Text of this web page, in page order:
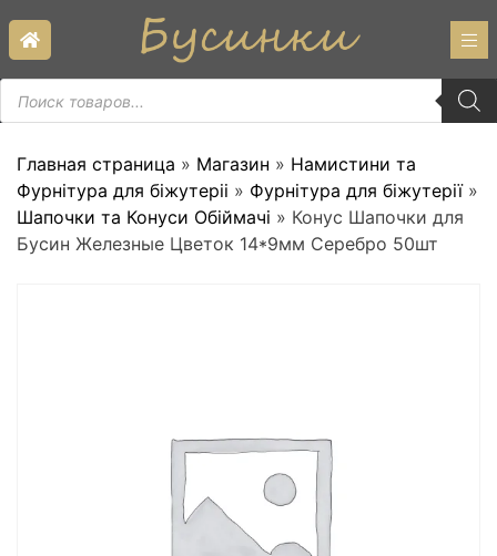
content
Пошук
товарів
Главная страница » Магазин » Намистини та
Фурнітура для біжутеріі » Фурнітура для біжутерії»
Шапочки та Конуси Обіймачі » Конус Шапочки для
Бусин Железные Цветок 14*9мм Серебро 50шт